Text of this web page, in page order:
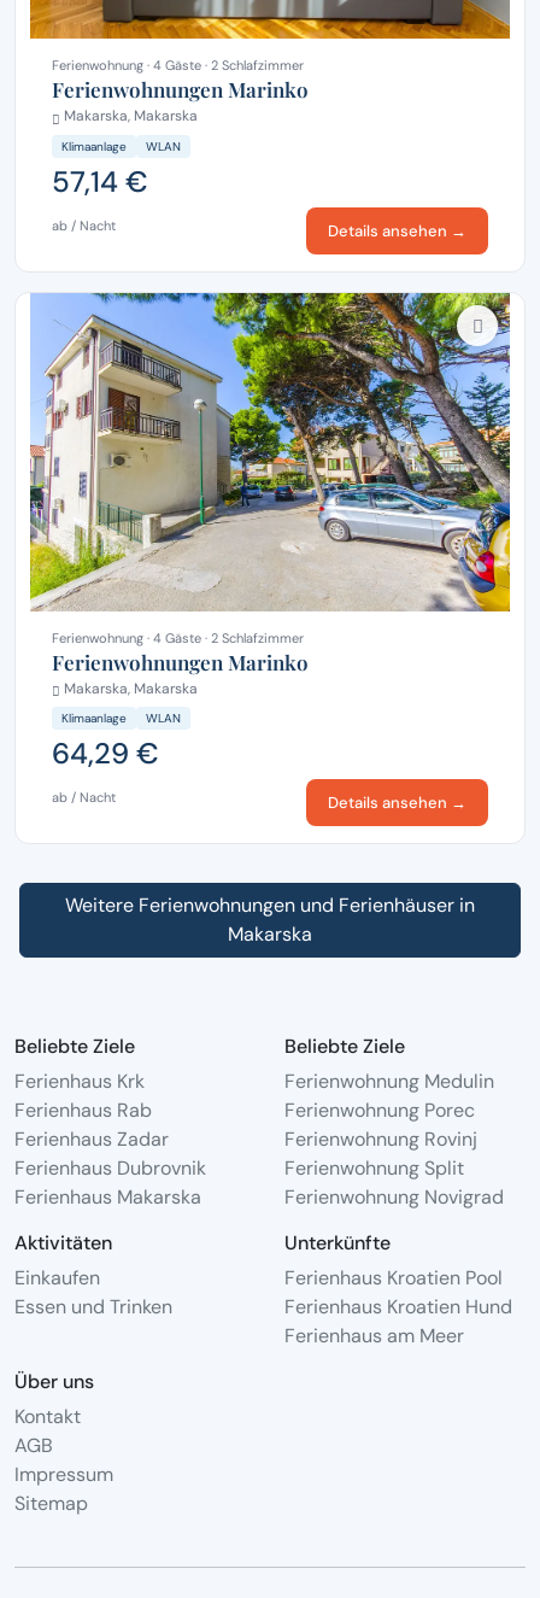
Ferienwohnung · 4 Gäste · 2 Schlafzimmer
Ferienwohnungen Marinko
Makarska, Makarska
Klimaanlage WLAN
57,14 €
ab / Nacht Details ansehen →
Ferienwohnung · 4 Gäste · 2 Schlafzimmer
Ferienwohnungen Marinko
Makarska, Makarska
Klimaanlage WLAN
64,29 €
ab / Nacht Details ansehen →
Weitere Ferienwohnungen und Ferienhäuser in
Makarska
Beliebte Ziele
Ferienhaus Krk
Ferienhaus Rab
Ferienhaus Zadar
Ferienhaus Dubrovnik
Ferienhaus Makarska
Beliebte Ziele
Ferienwohnung Medulin
Ferienwohnung Porec
Ferienwohnung Rovinj
Ferienwohnung Split
Ferienwohnung Novigrad
Aktivitäten
Einkaufen
Essen und Trinken
Unterkünfte
Ferienhaus Kroatien Pool
Ferienhaus Kroatien Hund
Ferienhaus am Meer
Über uns
Kontakt
AGB
Impressum
Sitemap